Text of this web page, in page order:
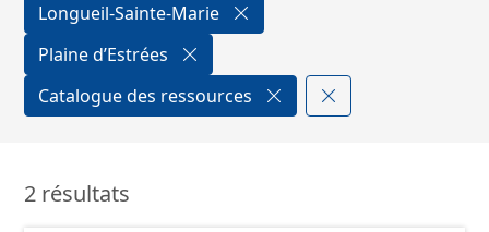
Longueil-Sainte-Marie
Plaine d’Estrées
Catalogue des ressources
2 résultats